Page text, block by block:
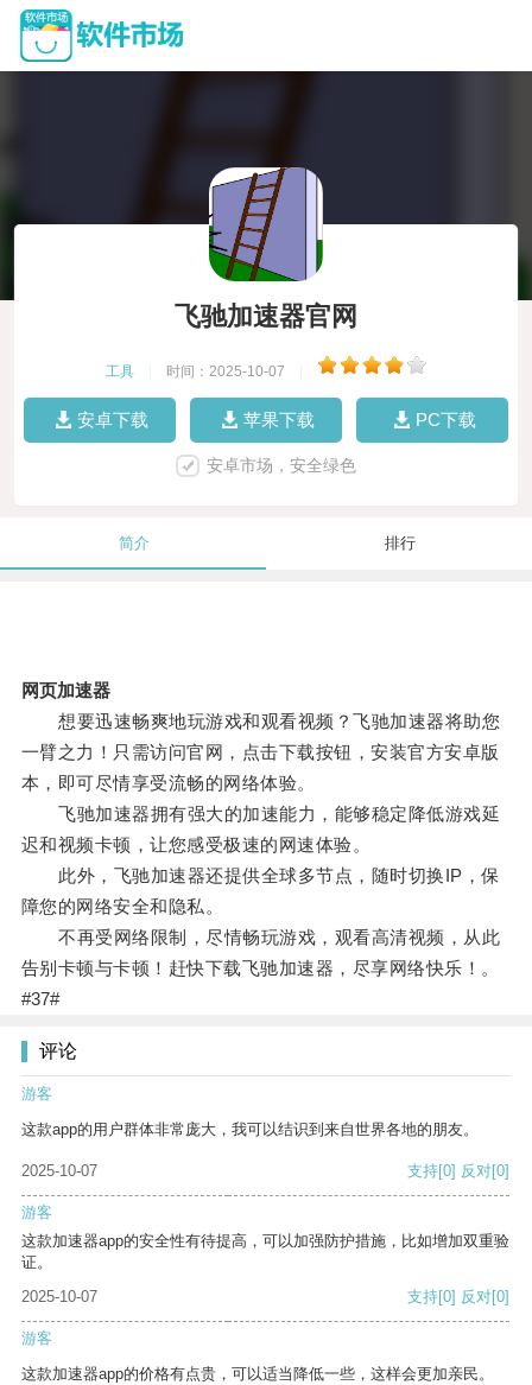
飞驰加速器官网
工具 时间：2025-10-07
安卓下载 苹果下载 PC下载
安卓市场，安全绿色
简介 排行
网页加速器
想要迅速畅爽地玩游戏和观看视频？飞驰加速器将助您
一臂之力！只需访问官网，点击下载按钮，安装官方安卓版
本，即可尽情享受流畅的网络体验。
飞驰加速器拥有强大的加速能力，能够稳定降低游戏延
迟和视频卡顿，让您感受极速的网速体验。
此外，飞驰加速器还提供全球多节点，随时切换IP，保
障您的网络安全和隐私。
不再受网络限制，尽情畅玩游戏，观看高清视频，从此
告别卡顿与卡顿！赶快下载飞驰加速器，尽享网络快乐！。
#37#
评论
游客
这款app的用户群体非常庞大，我可以结识到来自世界各地的朋友。
2025-10-07 支持[0] 反对[0]
游客
这款加速器app的安全性有待提高，可以加强防护措施，比如增加双重验
证。
2025-10-07
支持[0] 反对[0]
游客
这款加速器app的价格有点贵，可以适当降低一些，这样会更加亲民。